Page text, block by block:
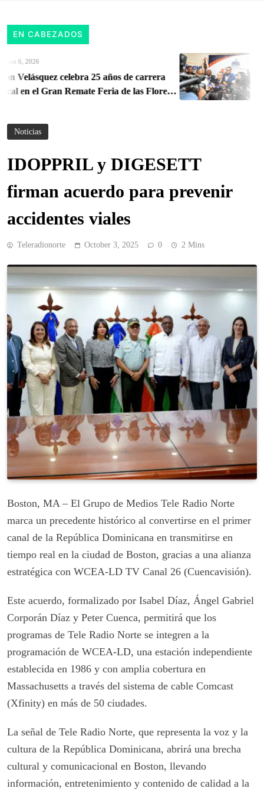
EN CABEZADOS
6, 2026
Velásquez celebra 25 años de carrera
en el Gran Remate Feria de las Flores
Noticias
IDOPPRIL y DIGESETT
firman acuerdo para prevenir
accidentes viales
Teleradionorte October 3, 2025 0 2 Mins
Boston, MA – El Grupo de Medios Tele Radio Norte
marca un precedente histórico al convertirse en el primer
canal de la República Dominicana en transmitirse en
tiempo real en la ciudad de Boston, gracias a una alianza
estratégica con WCEA-LD TV Canal 26 (Cuencavisión).
Este acuerdo, formalizado por Isabel Díaz, Ángel Gabriel
Corporán Díaz y Peter Cuenca, permitirá que los
programas de Tele Radio Norte se integren a la
programación de WCEA-LD, una estación independiente
establecida en 1986 y con amplia cobertura en
Massachusetts a través del sistema de cable Comcast
(Xfinity) en más de 50 ciudades.
La señal de Tele Radio Norte, que representa la voz y la
cultura de la República Dominicana, abrirá una brecha
cultural y comunicacional en Boston, llevando
información, entretenimiento y contenido de calidad a la